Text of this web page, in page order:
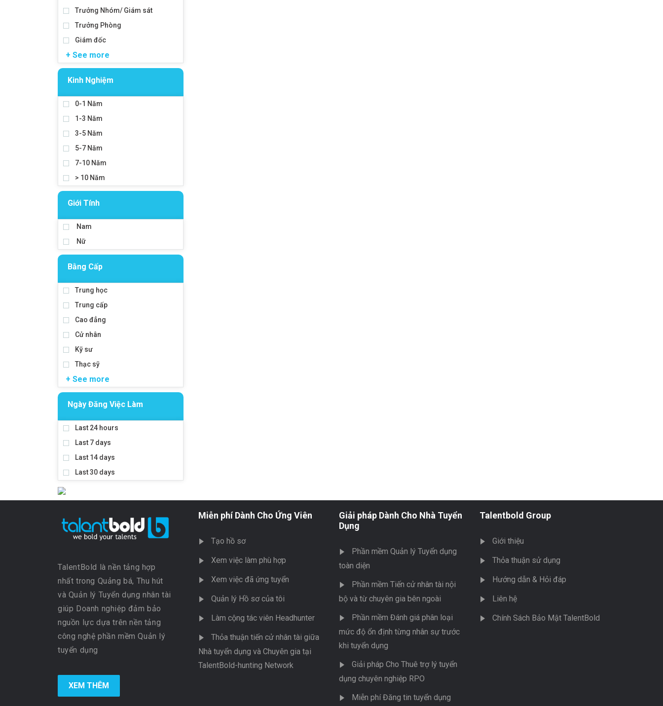
Trưởng Nhóm/ Giám sát
Trưởng Phòng
Giám đốc
+ See more
Kinh Nghiệm
0-1 Năm
1-3 Năm
3-5 Năm
5-7 Năm
7-10 Năm
> 10 Năm
Giới Tính
Nam
Nữ
Bằng Cấp
Trung học
Trung cấp
Cao đẳng
Cử nhân
Kỹ sư
Thạc sỹ
+ See more
Ngày Đăng Việc Làm
Last 24 hours
Last 7 days
Last 14 days
Last 30 days
TalentBold là nền tảng hợp
nhất trong Quảng bá, Thu hút
và Quản lý Tuyển dụng nhân tài
giúp Doanh nghiệp đảm bảo
nguồn lực dựa trên nền tảng
công nghệ phần mềm Quản lý
tuyển dụng
XEM THÊM
Miễn phí Dành Cho Ứng Viên
Tạo hồ sơ
Xem việc làm phù hợp
Xem việc đã ứng tuyển
Quản lý Hồ sơ của tôi
Làm cộng tác viên Headhunter
Thỏa thuận tiến cử nhân tài giữa
Nhà tuyển dụng và Chuyên gia tại
TalentBold-hunting Network
Giải pháp Dành Cho Nhà Tuyển
Dụng
Phần mềm Quản lý Tuyển dụng
toàn diện
Phần mềm Tiến cử nhân tài nội
bộ và từ chuyên gia bên ngoài
Phần mềm Đánh giá phân loại
mức độ ổn định từng nhân sự trước
khi tuyển dụng
Giải pháp Cho Thuê trợ lý tuyển
dụng chuyên nghiệp RPO
Miễn phí Đăng tin tuyển dụng
Talentbold Group
Giới thiệu
Thỏa thuận sử dụng
Hướng dẫn & Hỏi đáp
Liên hệ
Chính Sách Bảo Mật TalentBold